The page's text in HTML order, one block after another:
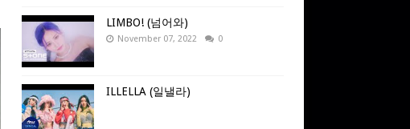
LIMBO! (넘어와)
November 07, 2022 0
ILLELLA (일낼라)